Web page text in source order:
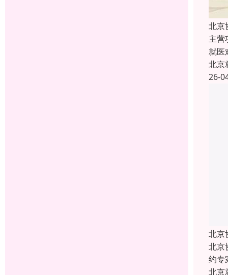
北京
主营
就医
北京
26-
北京
北京
约专
北京